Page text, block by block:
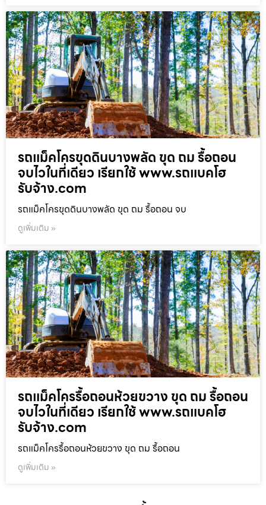
รถแม็คโครขุดดินบางพลัด ขุด ถม รื้อถอน
จบไวในที่เดียว เรียกใช้ www.รถแบคโฮ
รับจ้าง.com
รถแม็คโครขุดดินบางพลัด ขุด ถม รื้อถอน จบ
ดูเพิ่มเติม »
รถแม็คโครรื้อถอนห้วยขวาง ขุด ถม รื้อถอน
จบไวในที่เดียว เรียกใช้ www.รถแบคโฮ
รับจ้าง.com
รถแม็คโครรื้อถอนห้วยขวาง ขุด ถม รื้อถอน
ดูเพิ่มเติม »